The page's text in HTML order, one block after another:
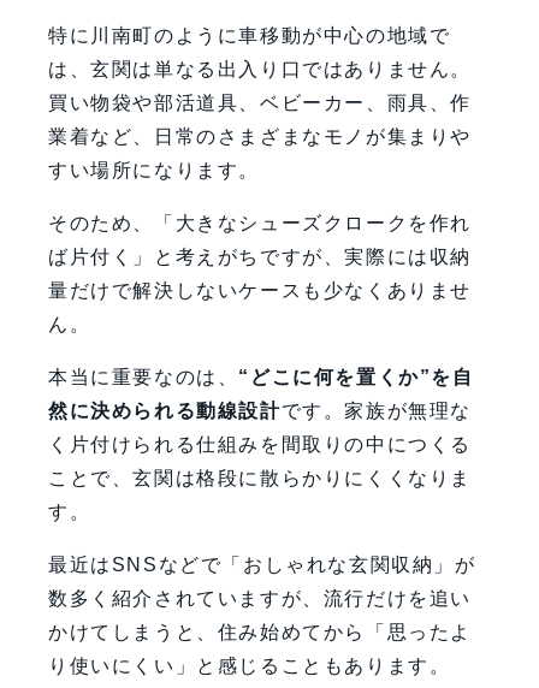
“帰宅後の5分”を具体的に想像す
る
専門家コメント
一級建築士 岩下政人（ハミング
関”をつくるために
FAQ
【会社情報・お問い合わせ】
特に川南町のように車移動が中心の地域で
は、玄関は単なる出入り口ではありません。
買い物袋や部活道具、ベビーカー、雨具、作
業着など、日常のさまざまなモノが集まりや
すい場所になります。
そのため、「大きなシューズクロークを作れ
ば片付く」と考えがちですが、実際には収納
量だけで解決しないケースも少なくありませ
ん。
本当に重要なのは、 “どこに何を置くか”を自
然に決められる動線設計です。家族が無理な
く片付けられる仕組みを間取りの中につくる
ことで、玄関は格段に散らかりにくくなりま
す。
最近はSNSなどで「おしゃれな玄関収納」が
数多く紹介されていますが、流行だけを追い
かけてしまうと、住み始めてから「思ったよ
り使いにくい」と感じることもあります。